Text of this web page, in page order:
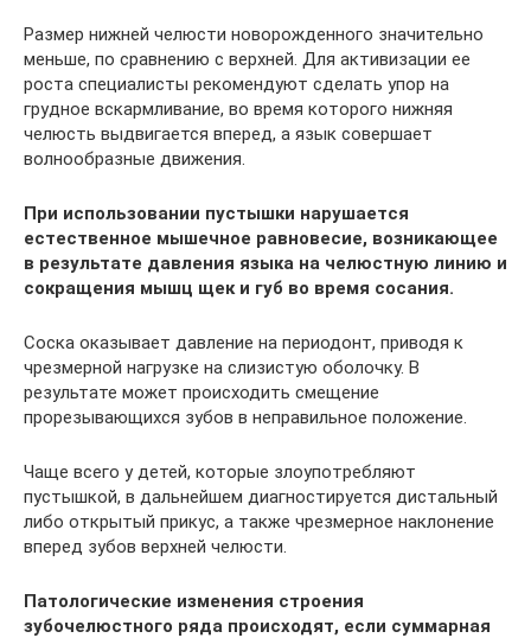
Размер нижней челюсти новорожденного значительно
меньше, по сравнению с верхней. Для активизации ее
роста специалисты рекомендуют сделать упор на
грудное вскармливание, во время которого нижняя
челюсть выдвигается вперед, а язык совершает
волнообразные движения.
При использовании пустышки нарушается
естественное мышечное равновесие, возникающее
в результате давления языка на челюстную линию и
сокращения мышц щек и губ во время сосания.
Соска оказывает давление на периодонт, приводя к
чрезмерной нагрузке на слизистую оболочку. В
результате может происходить смещение
прорезывающихся зубов в неправильное положение.
Чаще всего у детей, которые злоупотребляют
пустышкой, в дальнейшем диагностируется дистальный
либо открытый прикус, а также чрезмерное наклонение
вперед зубов верхней челюсти.
Патологические изменения строения
зубочелюстного ряда происходят, если суммарная